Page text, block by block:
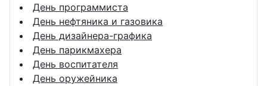
День программиста
День нефтяника и газовика
День дизайнера-графика
День парикмахера
День воспитателя
День оружейника